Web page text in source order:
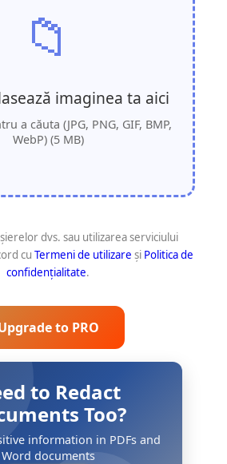
📁
imaginea ta aici
a căuta (JPG, PNG, GIF, BMP,
WebP) (5 MB)
dvs. sau utilizarea serviciului
cu Termeni de utilizare și Politica de
confidențialitate.
to PRO
to Redact
Too?
information in PDFs and
Word documents